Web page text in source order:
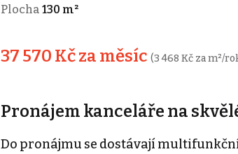
Plocha 130 m²
37 570 Kč za měsíc (3 468 Kč za m²/
Pronájem kanceláře na
Do pronájmu se dostávají